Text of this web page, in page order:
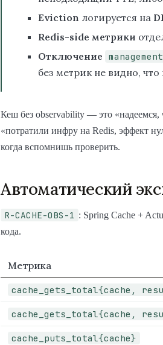
Eviction логируется на
Redis-side метрики
Отключение
без метрик не видно,
Кеш без observability — это «надеемся,
«потратили инфру на Redis, эффект
когда вспомнишь проверить.
Автоматический
R-CACHE-OBS-1 : Spring Cache +
кода.
Метрика
cache_gets_total{cache,
cache_gets_total{cache,
cache_puts_total{cache}